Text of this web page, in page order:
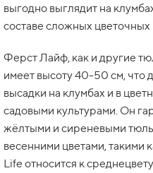
выгодно выглядит на
составе сложных цветочных
Ферст Лайф, как и другие
имеет высоту 40-50 см, что
высадки на клумбах и в
садовыми культурами. Он
жёлтыми и сиреневыми
весенними цветами, такими
Life относится к